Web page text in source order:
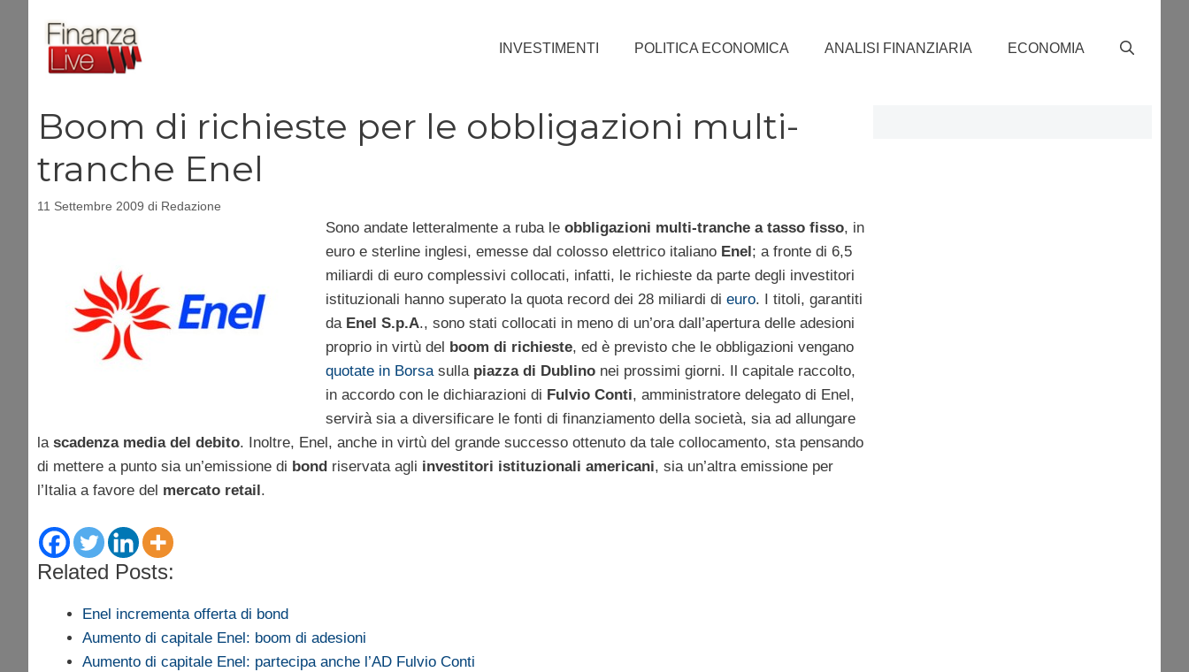
contenuto
INVESTIMENTI POLITICA ECONOMICA ANALISI FINANZIARIA ECONOMIA
Boom di richieste per le obbligazioni multi-
tranche Enel
11 Settembre 2009 di Redazione
Sono andate letteralmente a ruba le obbligazioni multi-tranche a tasso fisso, in
euro e sterline inglesi, emesse dal colosso elettrico italiano Enel; a fronte di 6,5
miliardi di euro complessivi collocati, infatti, le richieste da parte degli investitori
istituzionali hanno superato la quota record dei 28 miliardi di euro. I titoli, garantiti
da Enel S.p.A., sono stati collocati in meno di un’ora dall’apertura delle adesioni
proprio in virtù del boom di richieste, ed è previsto che le obbligazioni vengano
quotate in Borsasulla piazza di Dublinonei prossimi giorni. Il capitale raccolto,
in accordo con le dichiarazioni di Fulvio Conti, amministratore delegato di Enel,
servirà sia a diversificare le fonti di finanziamento della società, sia ad allungare
la scadenza media del debito. Inoltre, Enel, anche in virtù del grande successo ottenuto da tale collocamento, sta pensando
di mettere a punto sia un’emissione di bond riservata agli investitori istituzionali americani, sia un’altra emissione per
l’Italia a favore del mercato retail.
Related Posts:
Enel incrementa offerta di bond
Aumento di capitale Enel: boom di adesioni
Aumento di capitale Enel: partecipa anche l’AD Fulvio Conti